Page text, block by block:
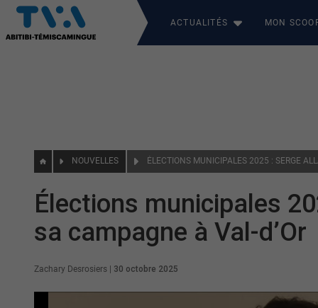
ACTUALITÉS MON
NOUVELLES
Élections municipales
sa campagne à Val-d’Or
Zachary Desrosiers 30 octobre 2025